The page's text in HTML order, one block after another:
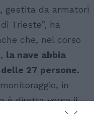
gestita da armatori
Trieste”, ha
che, nel corso
la nave abbia
27 persone.
in
è diretta verso il